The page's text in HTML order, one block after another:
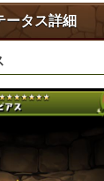
ータス詳細